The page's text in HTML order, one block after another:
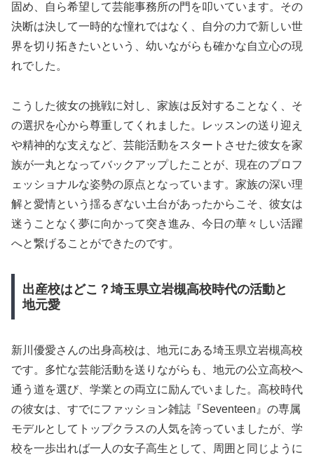
固め、自ら希望して芸能事務所の門を叩いています。その
決断は決して一時的な憧れではなく、自分の力で新しい世
界を切り拓きたいという、幼いながらも確かな自立心の現
れでした。
こうした彼女の挑戦に対し、家族は反対することなく、そ
の選択を心から尊重してくれました。レッスンの送り迎え
や精神的な支えなど、芸能活動をスタートさせた彼女を家
族が一丸となってバックアップしたことが、現在のプロフ
ェッショナルな姿勢の原点となっています。家族の深い理
解と愛情という揺るぎない土台があったからこそ、彼女は
迷うことなく夢に向かって突き進み、今日の華々しい活躍
へと繋げることができたのです。
出産校はどこ？埼玉県立岩槻高校時代の活動と
地元愛
新川優愛さんの出身高校は、地元にある埼玉県立岩槻高校
です。多忙な芸能活動を送りながらも、地元の公立高校へ
通う道を選び、学業との両立に励んでいました。高校時代
の彼女は、すでにファッション雑誌『Seventeen』の専属
モデルとしてトップクラスの人気を誇っていましたが、学
校を一歩出れば一人の女子高生として、周囲と同じように